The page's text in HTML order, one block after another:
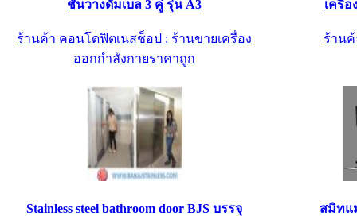
ชั้นวางดัมเบล 3 คู่ รุ่น A3
ร้านค้า คอนโดฟิตเนสช็อป : ร้านขายเครื่อง
ออกกำลังกายราคาถูก
เครื่อ
ร้านค้
Stainless steel bathroom door BJS บรรจุ สมิทแ